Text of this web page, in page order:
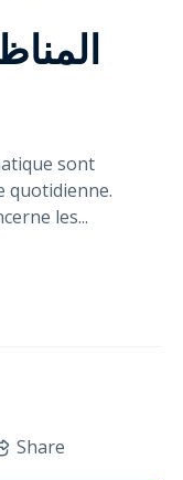
sont
quotidienne.
les...
Share